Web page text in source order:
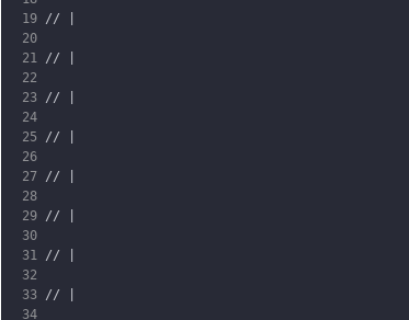
// |
// |
// |
// |
// |
// |
// |
// |